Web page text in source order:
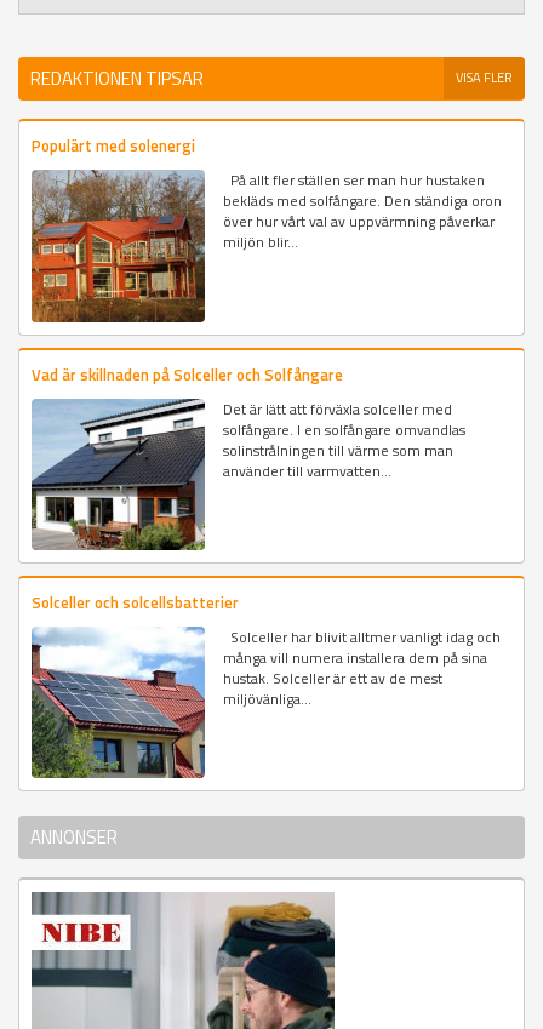
REDAKTIONEN TIPSAR VISA FLER
Populärt med solenergi
På allt fler ställen ser man hur hustaken
bekläds med solfångare. Den ständiga oron
över hur vårt val av uppvärmning påverkar
miljön blir...
Vad är skillnaden på Solceller och Solfångare
Det är lätt att förväxla solceller med
solfångare. I en solfångare omvandlas
solinstrålningen till värme som man
använder till varmvatten...
Solceller och solcellsbatterier
Solceller har blivit alltmer vanligt idag och
många vill numera installera dem på sina
hustak. Solceller är ett av de mest
miljövänliga...
ANNONSER